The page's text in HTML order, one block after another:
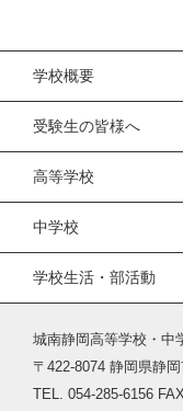
学校概要
受験生の皆様へ
高等学校
中学校
学校生活・部活動
城南静岡高等学校・中
〒422-8074 静岡県静
TEL. 054-285-6156